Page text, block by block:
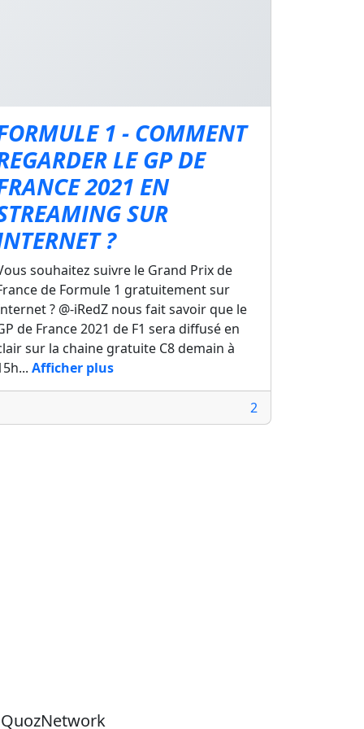
1 - COMMENT
LE GP DE
2021 EN
SUR
?
souhaitez suivre le Grand Prix de
de Formule 1 gratuitement sur
? @-iRedZ nous fait savoir que le
de France 2021 de F1 sera diffusé en
sur la chaine gratuite C8 demain à
Afficher plus
2